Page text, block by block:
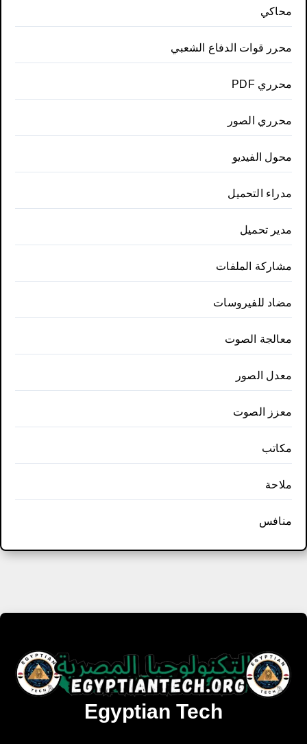
محاكي
محرر قوات الدفاع الشعبي
محرري PDF
محرري الصور
محول الفيديو
مدراء التحميل
مدير تحميل
مشاركة الملفات
مضاد للفيروسات
معالجة الصوت
معدل الصور
معزز الصوت
مكاتب
ملاحة
منافس
Egyptian Tech